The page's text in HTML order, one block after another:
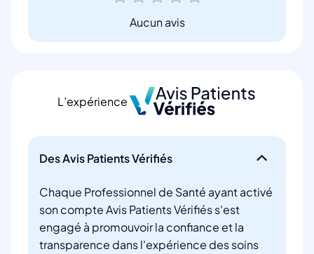
Aucun avis
L’expérience
Des Avis Patients Vérifiés
Chaque Professionnel de Santé ayant activé
son compte Avis Patients Vérifiés s'est
engagé à promouvoir la confiance et la
transparence dans l'expérience des soins